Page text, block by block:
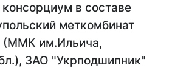
в составе
меткомбинат
(ММК им.Ильича,
ЗАО "Укрподшипник"